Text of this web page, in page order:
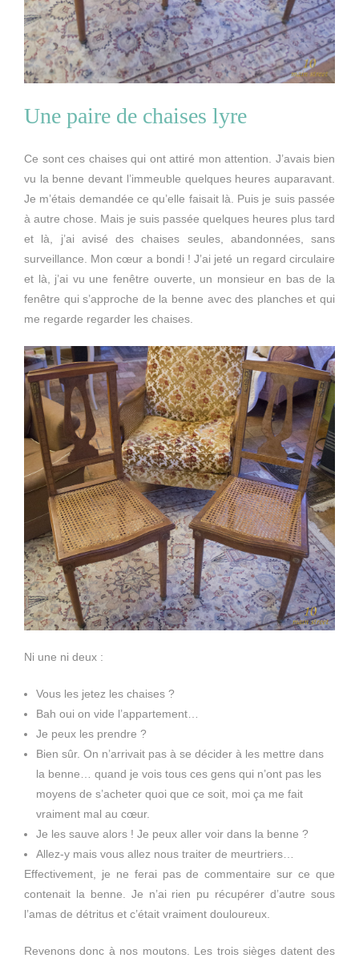
Une paire de chaises lyre
Ce sont ces chaises qui ont attiré mon attention. J’avais bien
vu la benne devant l’immeuble quelques heures auparavant.
Je m’étais demandée ce qu’elle faisait là. Puis je suis passée
à autre chose. Mais je suis passée quelques heures plus tard
et là, j’ai avisé des chaises seules, abandonnées, sans
surveillance. Mon cœur a bondi ! J’ai jeté un regard circulaire
et là, j’ai vu une fenêtre ouverte, un monsieur en bas de la
fenêtre qui s’approche de la benne avec des planches et qui
me regarde regarder les chaises.
Ni une ni deux :
Vous les jetez les chaises ?
Bah oui on vide l’appartement…
Je peux les prendre ?
Bien sûr. On n’arrivait pas à se décider à les mettre dans
la benne… quand je vois tous ces gens qui n’ont pas les
moyens de s’acheter quoi que ce soit, moi ça me fait
vraiment mal au cœur.
Je les sauve alors ! Je peux aller voir dans la benne ?
Allez-y mais vous allez nous traiter de meurtriers…
Effectivement, je ne ferai pas de commentaire sur ce que
contenait la benne. Je n’ai rien pu récupérer d’autre sous
l’amas de détritus et c’était vraiment douloureux.
Revenons donc à nos moutons. Les trois sièges datent des